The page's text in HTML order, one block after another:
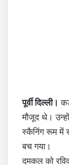
पूर्वी दिल्ली।
मौजूद थे।
स्कैनिंग रूम में
बच गया।
दमकल को